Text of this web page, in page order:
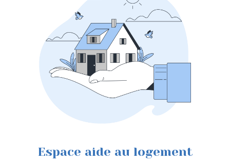
Espace aide au logement